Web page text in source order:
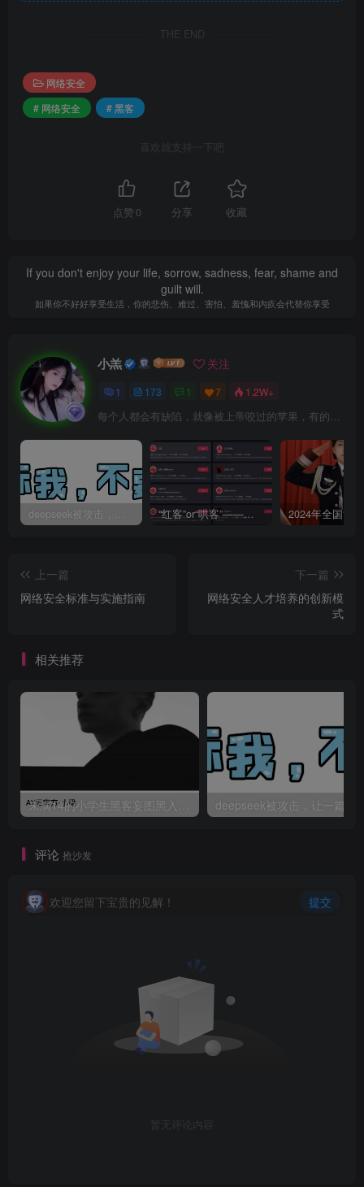
THE END
网络安全
# 网络安全
# 黑客
喜欢就支持一下吧
点赞 0 分享 收藏
If you don't enjoy your life, sorrow, sadness, fear, shame and
guilt will.
如果你不好好享受生活，你的悲伤、难过、害怕、羞愧和内疚会代替你享受
小羔 关注
1 173 1 7 1.2W+
每个人都会有缺陷，就像被上帝咬过的苹果，有的人缺陷比较大，正是因为上帝特别喜欢他的芬芳
deepseek被攻击，让一篇AI科幻爽文全网一起“造假” “红客”or“哄客”——圈内专业技术人士锐评网红真相
上一篇
网络安全标准与实施指南
下一篇
网络安全人才培养的创新模
式
相关推荐
未满14的小学生黑客妄图黑入聚集地
评论 抢沙发
欢迎您留下宝贵的见解！ 提交
暂无评论内容